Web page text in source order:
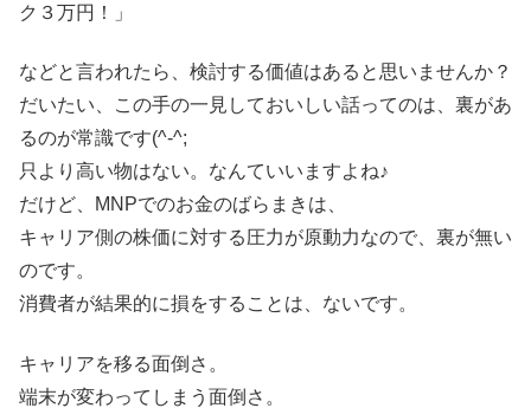
ク３万円！」
などと言われたら、検討する価値はあると思いませんか？
だいたい、この手の一見しておいしい話ってのは、裏があ
るのが常識です(^-^;
只より高い物はない。なんていいますよね♪
だけど、MNPでのお金のばらまきは、
キャリア側の株価に対する圧力が原動力なので、裏が無い
のです。
消費者が結果的に損をすることは、ないです。
キャリアを移る面倒さ。
端末が変わってしまう面倒さ。